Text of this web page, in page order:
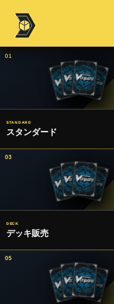
01
STANDARD
スタンダード
03
DECK
デッキ販売
05